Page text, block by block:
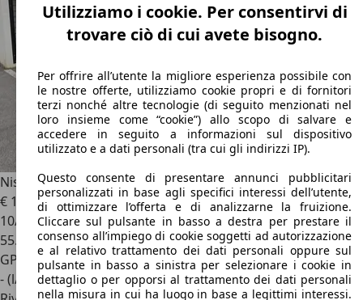
Nissan JukeJuke 1.0 DIG-T 114 CV Tekna
€ 16.500
10/2021
55.754 km
GPL
- (l/100 km)
Utilizziamo i cookie. Per consentirvi di
trovare ciò di cui avete bisogno.
Per offrire all’utente la migliore esperienza possibile con
le nostre offerte, utilizziamo cookie propri e di fornitori
terzi nonché altre tecnologie (di seguito menzionati nel
loro insieme come “cookie”) allo scopo di salvare e
accedere in seguito a informazioni sul dispositivo
utilizzato e a dati personali (tra cui gli indirizzi IP).
Questo consente di presentare annunci pubblicitari
personalizzati in base agli specifici interessi dell’utente,
di ottimizzare l’offerta e di analizzarne la fruizione.
Cliccare sul pulsante in basso a destra per prestare il
consenso all’impiego di cookie soggetti ad autorizzazione
e al relativo trattamento dei dati personali oppure sul
pulsante in basso a sinistra per selezionare i cookie in
dettaglio o per opporsi al trattamento dei dati personali
nella misura in cui ha luogo in base a legittimi interessi.